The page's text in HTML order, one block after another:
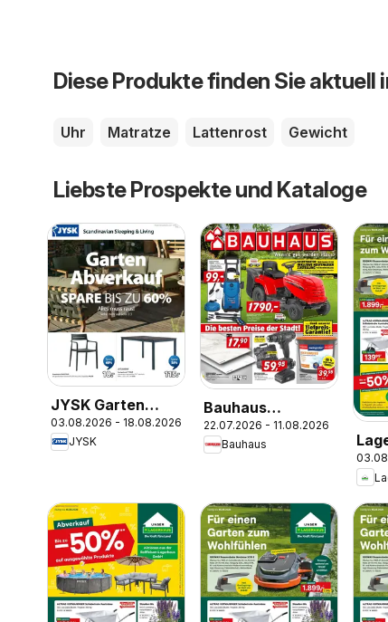
Diese Produkte finden Sie aktuell
Uhr Matratze Lattenrost Gewicht
Liebste Prospekte und Kataloge
JYSK Garten
Abverkauf Spare
Bis Zu 60%
03.08.2026 - 18.08.2026
JYSK
Bauhaus
Pasching, Wels,
Steyr
22.07.2026 - 11.08.2026
Bauhaus